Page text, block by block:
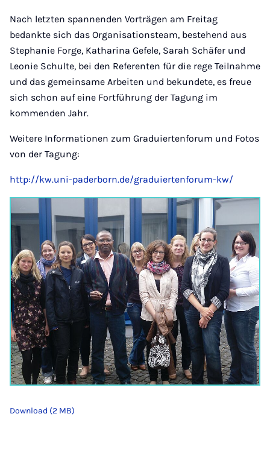
Nach letzten spannenden Vorträgen am Freitag
bedankte sich das Organisationsteam, bestehend aus
Stephanie Forge, Katharina Gefele, Sarah Schäfer und
Leonie Schulte, bei den Referenten für die rege Teilnahme
und das gemeinsame Arbeiten und bekundete, es freue
sich schon auf eine Fortführung der Tagung im
kommenden Jahr.
Weitere Informationen zum Graduiertenforum und Fotos
von der Tagung:
http://kw.uni-paderborn.de/graduiertenforum-kw/
Download (2 MB)